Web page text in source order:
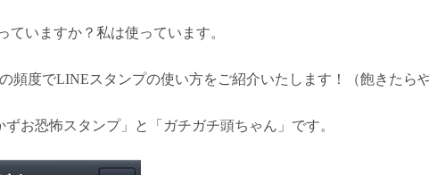
ていますか？私は使っています。
頻度でLINEスタンプの使い方をご紹介いたします！（飽きたら
お恐怖スタンプ」と「ガチガチ頭ちゃん」です。